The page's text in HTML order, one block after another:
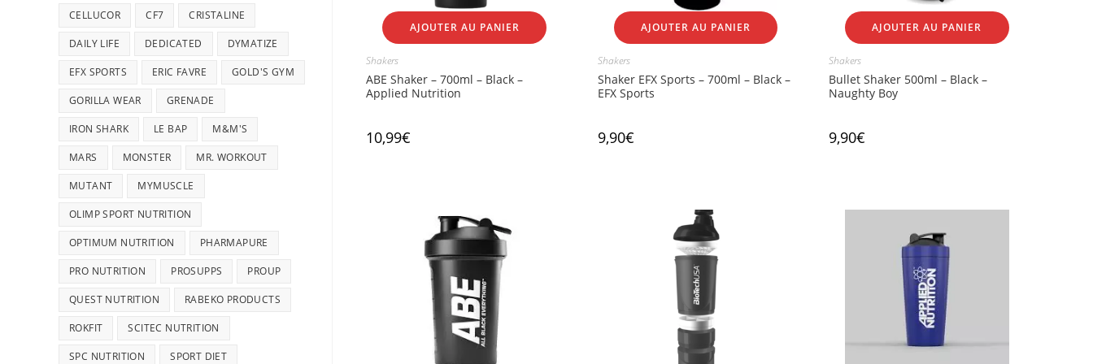
AJOUTER AU PANIER
Shakers
ABE Shaker – 700ml – Black –
Applied Nutrition
10,99€
AJOUTER AU PANIER
Shakers
Shaker EFX Sports – 700ml – Black –
EFX Sports
9,90€
AJOUTER AU PANIER
Shakers
Bullet Shaker 500ml – Black –
Naughty Boy
9,90€
CELLUCOR CF7 CRISTALINE
DAILY LIFE DEDICATED DYMATIZE
EFX SPORTS ERIC FAVRE GOLD'S GYM
GORILLA WEAR GRENADE
IRON SHARK LE BAP M&M'S
MARS MONSTER MR. WORKOUT
MUTANT MYMUSCLE
OLIMP SPORT NUTRITION
OPTIMUM NUTRITION PHARMAPURE
PRO NUTRITION PROSUPPS PROUP
QUEST NUTRITION RABEKO PRODUCTS
ROKFIT SCITEC NUTRITION
SPC NUTRITION SPORT DIET